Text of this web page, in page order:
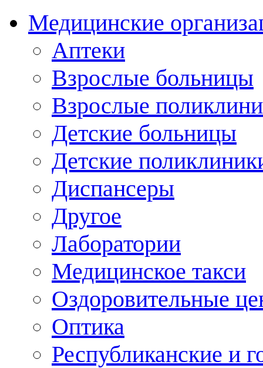
Медицинские
Аптеки
Взрослые больницы
Взрослые
Детские больницы
Детские
Диспансеры
Другое
Лаборатории
Медицинское такси
Оздоровительные
Оптика
Республиканские и